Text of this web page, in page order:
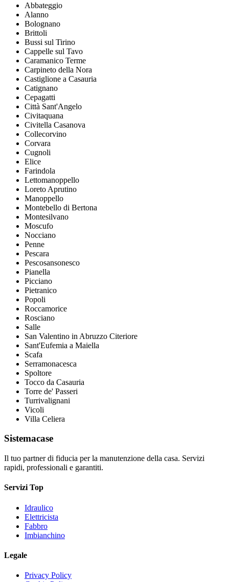
Abbateggio
Alanno
Bolognano
Brittoli
Bussi sul Tirino
Cappelle sul Tavo
Caramanico Terme
Carpineto della Nora
Castiglione a Casauria
Catignano
Cepagatti
Città Sant'Angelo
Civitaquana
Civitella Casanova
Collecorvino
Corvara
Cugnoli
Elice
Farindola
Lettomanoppello
Loreto Aprutino
Manoppello
Montebello di Bertona
Montesilvano
Moscufo
Nocciano
Penne
Pescara
Pescosansonesco
Pianella
Picciano
Pietranico
Popoli
Roccamorice
Rosciano
Salle
San Valentino in Abruzzo Citeriore
Sant'Eufemia a Maiella
Scafa
Serramonacesca
Spoltore
Tocco da Casauria
Torre de' Passeri
Turrivalignani
Vicoli
Villa Celiera
Sistemacase
Il tuo partner di fiducia per la manutenzione della casa. Servizi
rapidi, professionali e garantiti.
Servizi Top
Idraulico
Elettricista
Fabbro
Imbianchino
Legale
Privacy Policy